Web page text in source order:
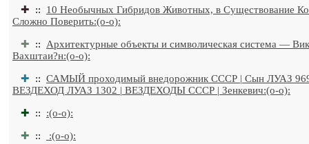
✚ :: 10 Необычных Гибридов Животных, в Существование
Сложно Поверить:(o-o):
✚ :: Архитектурные объекты и символическая система —
Вахштаи?н:(o-o):
✚ :: САМЫЙ проходимый внедорожник СССР | Сын ЛУАЗ
ВЕЗДЕХОД ЛУАЗ 1302 | ВЕЗДЕХОДЫ СССР | Зенкевич:(o-o):
✚ :: :(o-o):
✚ :: :(o-o):